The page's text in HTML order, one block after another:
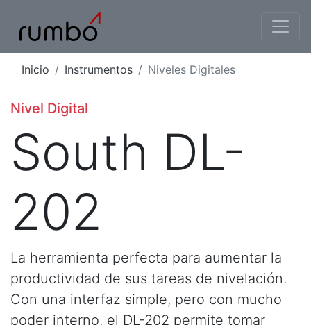
Inicio Instrumentos Niveles Digitales
Nivel Digital
South DL-
202
La herramienta perfecta para aumentar la
productividad de sus tareas de nivelación.
Con una interfaz simple, pero con mucho
poder interno, el DL-202 permite tomar